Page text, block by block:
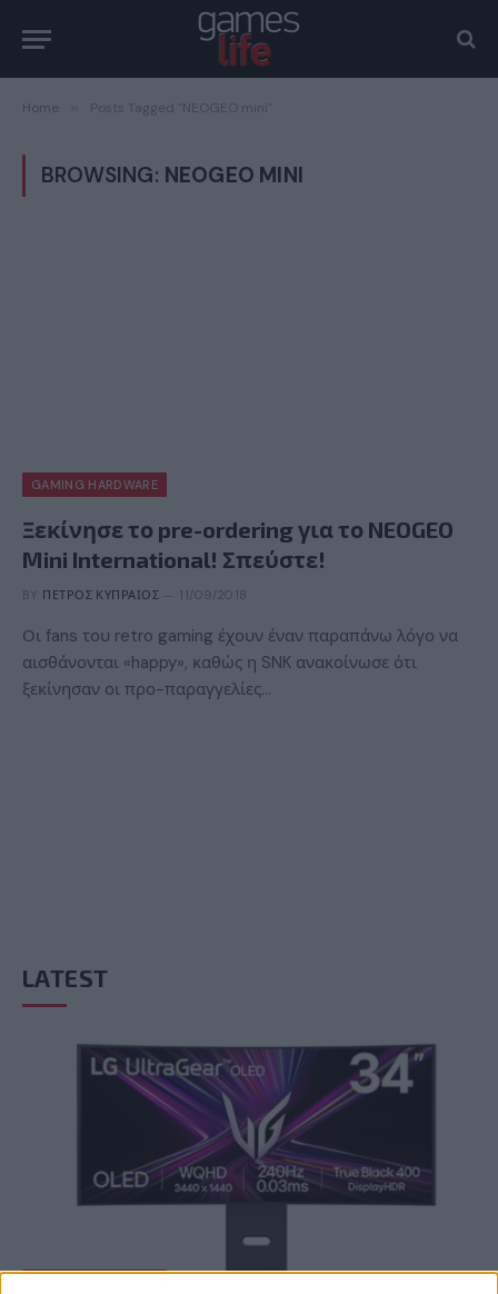
Home Posts Tagged "NEOGEO mini"
BROWSING: NEOGEO MINI
GAMING HARDWARE
Ξεκίνησε το pre-ordering για το NEOGEO
Mini International! Σπεύστε!
BY ΠΈΤΡΟΣ ΚΥΠΡΑΊΟΣ 11/09/2018
Οι fans του retro gaming έχουν έναν παραπάνω λόγο να
αισθάνονται «happy», καθώς η SNK ανακοίνωσε ότι
ξεκίνησαν οι προ-παραγγελίες…
LATEST